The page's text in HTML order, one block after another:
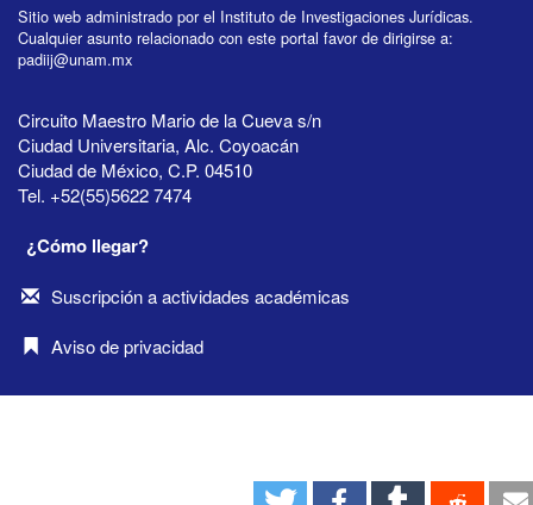
Sitio web administrado por el Instituto de Investigaciones Jurídicas.
Cualquier asunto relacionado con este portal favor de dirigirse a:
padiij@unam.mx
Circuito Maestro Mario de la Cueva s/n
Ciudad Universitaria, Alc. Coyoacán
Ciudad de México, C.P. 04510
Tel. +52(55)5622 7474
¿Cómo llegar?
Suscripción a actividades académicas
Aviso de privacidad